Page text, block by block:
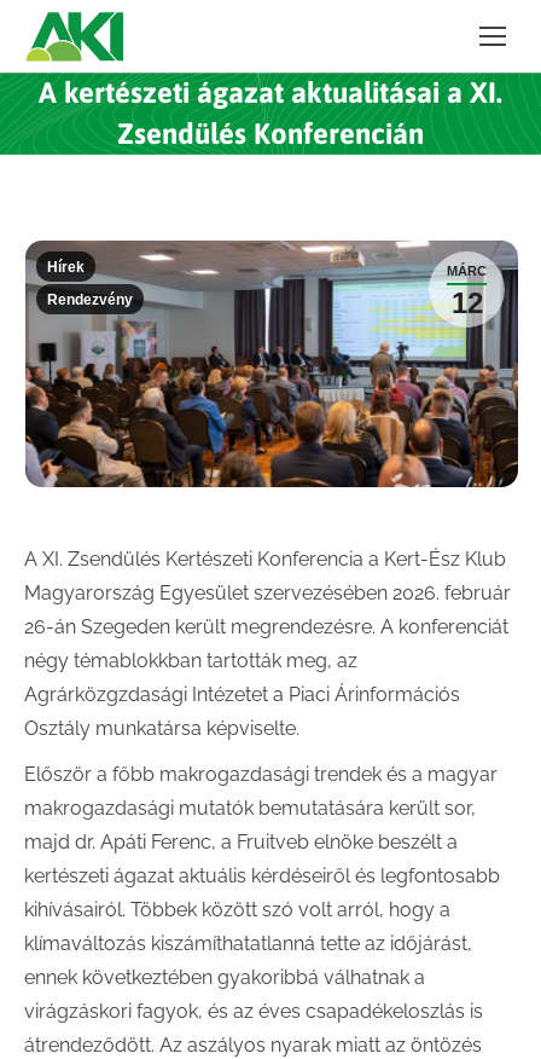
A kertészeti ágazat aktualitásai a XI.
Zsendülés Konferencián
MÁRC
12
Hírek
Rendezvény
A XI. Zsendülés Kertészeti Konferencia a Kert-Ész Klub
Magyarország Egyesület szervezésében 2026. február
26-án Szegeden került megrendezésre. A konferenciát
négy témablokkban tartották meg, az
Agrárközgzdasági Intézetet a Piaci Árinformációs
Osztály munkatársa képviselte.
Először a főbb makrogazdasági trendek és a magyar
makrogazdasági mutatók bemutatására került sor,
majd dr. Apáti Ferenc, a Fruitveb elnöke beszélt a
kertészeti ágazat aktuális kérdéseiről és legfontosabb
kihívásairól. Többek között szó volt arról, hogy a
klímaváltozás kiszámíthatatlanná tette az időjárást,
ennek következtében gyakoribbá válhatnak a
virágzáskori fagyok, és az éves csapadékeloszlás is
átrendeződött. Az aszályos nyarak miatt az öntözés